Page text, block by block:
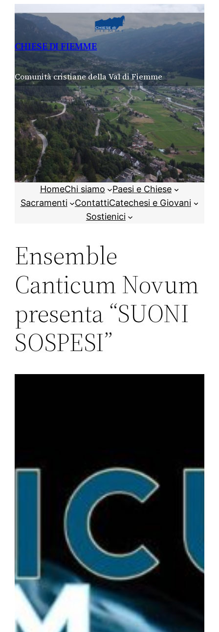
CHIESE DI FIEMME
Comunità cristiane della Val di Fiemme
HomeChi siamo
Paesi e Chiese
Sacramenti
ContattiCatechesi e Giovani
Sostienici
Ensemble
Canticum Novum
presenta “SUONI
SOSPESI”